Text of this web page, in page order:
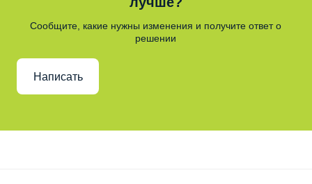
Сообщите, какие нужны изменения и получите ответ о
решении
Написать